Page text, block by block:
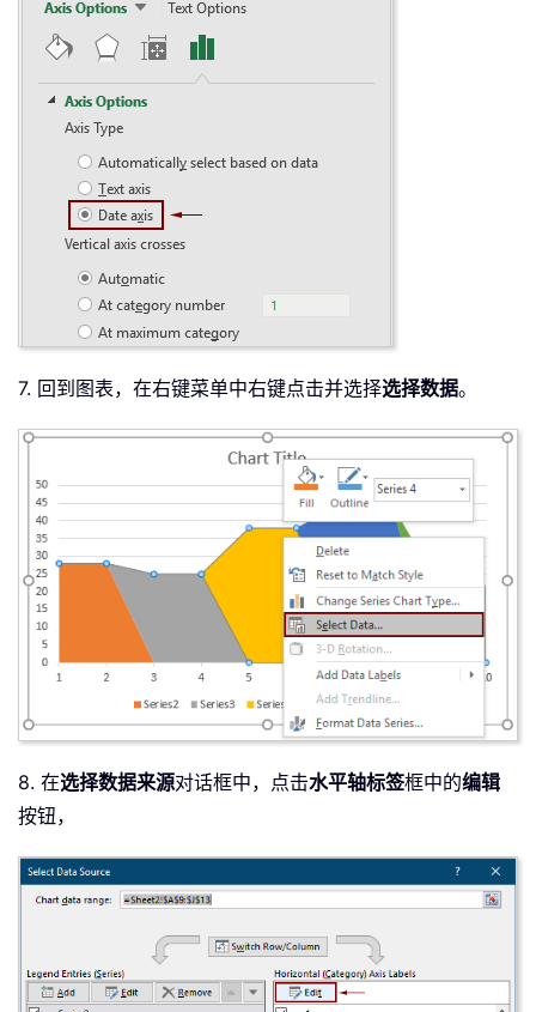
7. 回到图表，在右键菜单中右键点击并选择选择数据。
8. 在选择数据来源对话框中，点击水平轴标签框中的编辑
按钮，